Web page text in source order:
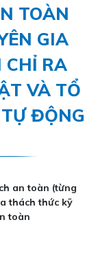
TOÀN
GIA
CHỈ RA
VÀ TỔ
ĐỘNG
an toàn (từng
thách thức kỹ
toàn